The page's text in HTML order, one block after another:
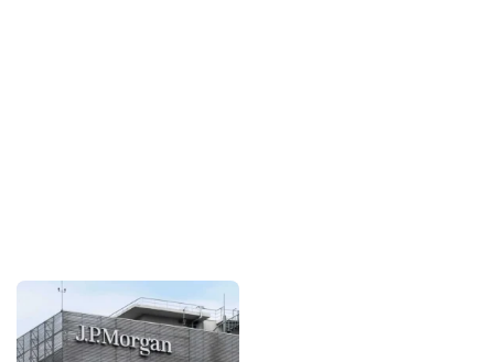
Sponsorlarımız
Bu içerik destekçileri